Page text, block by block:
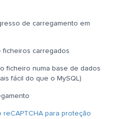
de carregamento em
ficheiros carregados
ficheiro numa base de dados
fácil do que o MySQL)
reCAPTCHA para proteção